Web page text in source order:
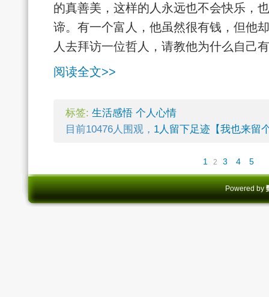
的真善美，这样的人永远也不会快乐，
谛。有一个富人，他虽然很有钱，但他
人去拜访一位哲人，请教他为什么自己
阅读全文>>
标签: 生活感悟 个人心情
目前10476人围观， 1人留下足迹【我也来留
1 2 3 4 5
Powered by